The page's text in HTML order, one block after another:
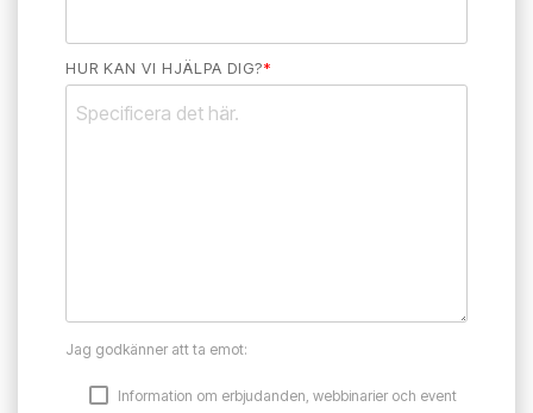
HUR KAN VI HJÄLPA DIG?*
Jag godkänner att ta emot:
Information om erbjudanden, webbinarier och event